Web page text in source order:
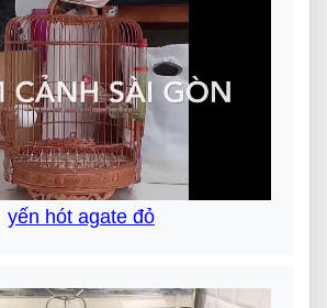
yến hót agate đỏ